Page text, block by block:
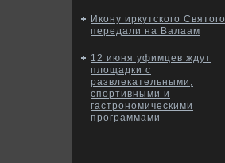
Икону иркутского Святого
передали на Валаам
12 июня уфимцев ждут
площадки с
развлекательными,
спортивными и
гастрономическими
программами